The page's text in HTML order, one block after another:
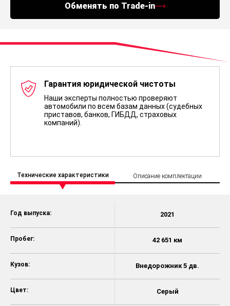
Обменять по Trade-in
Гарантия юридической чистоты
Наши эксперты полностью проверяют
автомобили по всем базам данных (судебных
приставов, банков, ГИБДД, страховых
компаний).
Технические характеристики Описание комплектации
Год выпуска:
Пробег:
Кузов:
Цвет:
2021
42 651 км
Внедорожник 5 дв.
Серый